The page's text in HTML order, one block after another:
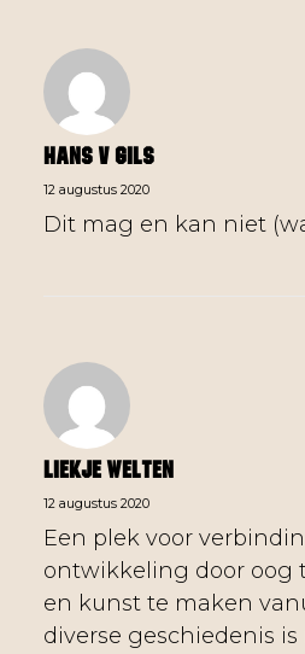
Hans V Gils
12 augustus 2020
Dit mag en kan niet
Liekje Welten
12 augustus 2020
Een plek voor
ontwikkeling door oog
en kunst te maken
diverse geschiedenis